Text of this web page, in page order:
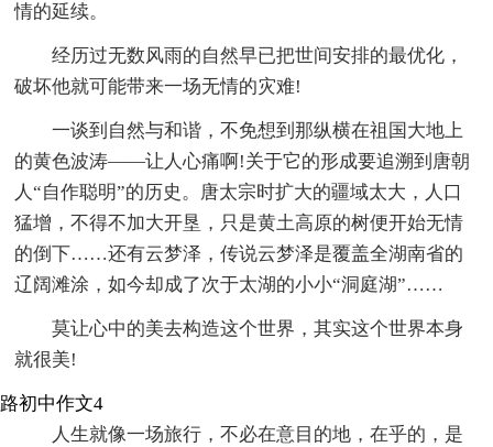
情的延续。
经历过无数风雨的自然早已把世间安排的最优化，
破坏他就可能带来一场无情的灾难!
一谈到自然与和谐，不免想到那纵横在祖国大地上
的黄色波涛——让人心痛啊!关于它的形成要追溯到唐朝
人“自作聪明”的历史。唐太宗时扩大的疆域太大，人口
猛增，不得不加大开垦，只是黄土高原的树便开始无情
的倒下……还有云梦泽，传说云梦泽是覆盖全湖南省的
辽阔滩涂，如今却成了次于太湖的小小“洞庭湖”……
莫让心中的美去构造这个世界，其实这个世界本身
就很美!
路初中作文4
人生就像一场旅行，不必在意目的地，在乎的，是